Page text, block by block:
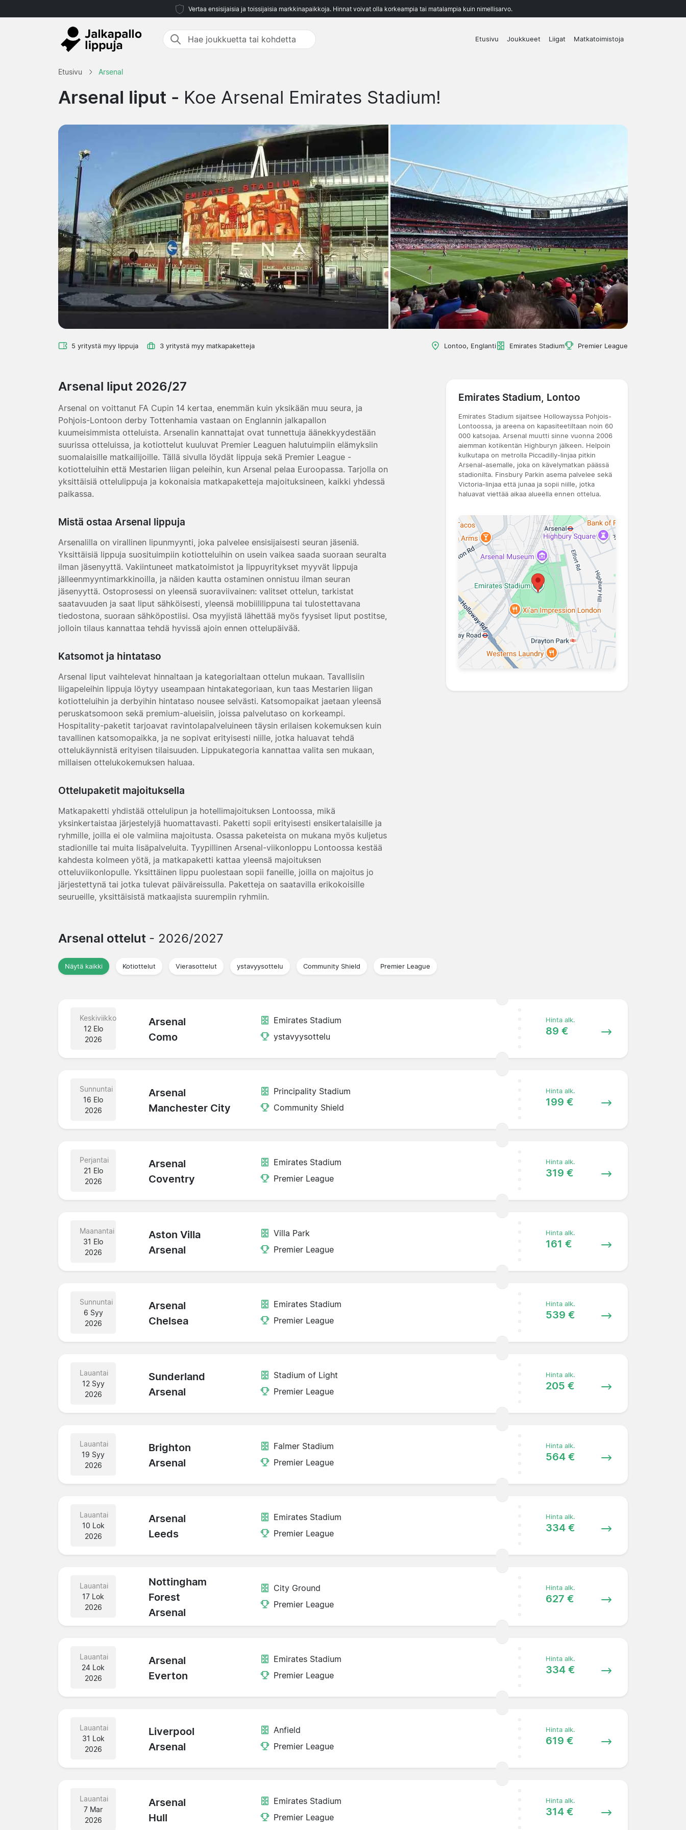
Vertaa ensisijaisia ja toissijaisia markkinapaikkoja. Hinnat voivat olla korkeampia tai matalampia kuin nimellisarvo.
Etusivu Joukkueet Liigat Matkatoimistoja
Etusivu Arsenal
Arsenal liput - Koe Arsenal Emirates Stadium!
5 yritystä myy lippuja 3 yritystä myy matkapaketteja Lontoo, Englanti Emirates Stadium Premier League
Arsenal liput 2026/27
Arsenal on voittanut FA Cupin 14 kertaa, enemmän kuin yksikään muu seura, ja
Pohjois-Lontoon derby Tottenhamia vastaan on Englannin jalkapallon
kuumeisimmista otteluista. Arsenalin kannattajat ovat tunnettuja äänekkyydestään
suurissa otteluissa, ja kotiottelut kuuluvat Premier Leaguen halutuimpiin elämyksiin
suomalaisille matkailijoille. Tällä sivulla löydät lippuja sekä Premier League -
kotiotteluihin että Mestarien liigan peleihin, kun Arsenal pelaa Euroopassa. Tarjolla on
yksittäisiä ottelulippuja ja kokonaisia matkapaketteja majoituksineen, kaikki yhdessä
paikassa.
Mistä ostaa Arsenal lippuja
Arsenalilla on virallinen lipunmyynti, joka palvelee ensisijaisesti seuran jäseniä.
Yksittäisiä lippuja suosituimpiin kotiotteluihin on usein vaikea saada suoraan seuralta
ilman jäsenyyttä. Vakiintuneet matkatoimistot ja lippuyritykset myyvät lippuja
jälleenmyyntimarkkinoilla, ja näiden kautta ostaminen onnistuu ilman seuran
jäsenyyttä. Ostoprosessi on yleensä suoraviivainen: valitset ottelun, tarkistat
saatavuuden ja saat liput sähköisesti, yleensä mobiililippuna tai tulostettavana
tiedostona, suoraan sähköpostiisi. Osa myyjistä lähettää myös fyysiset liput postitse,
jolloin tilaus kannattaa tehdä hyvissä ajoin ennen ottelupäivää.
Katsomot ja hintataso
Arsenal liput vaihtelevat hinnaltaan ja kategorialtaan ottelun mukaan. Tavallisiin
liigapeleihin lippuja löytyy useampaan hintakategoriaan, kun taas Mestarien liigan
kotiotteluihin ja derbyihin hintataso nousee selvästi. Katsomopaikat jaetaan yleensä
peruskatsomoon sekä premium-alueisiin, joissa palvelutaso on korkeampi.
Hospitality-paketit tarjoavat ravintolapalveluineen täysin erilaisen kokemuksen kuin
tavallinen katsomopaikka, ja ne sopivat erityisesti niille, jotka haluavat tehdä
ottelukäynnistä erityisen tilaisuuden. Lippukategoria kannattaa valita sen mukaan,
millaisen ottelukokemuksen haluaa.
Ottelupaketit majoituksella
Matkapaketti yhdistää ottelulipun ja hotellimajoituksen Lontoossa, mikä
yksinkertaistaa järjestelyjä huomattavasti. Paketti sopii erityisesti ensikertalaisille ja
ryhmille, joilla ei ole valmiina majoitusta. Osassa paketeista on mukana myös kuljetus
stadionille tai muita lisäpalveluita. Tyypillinen Arsenal-viikonloppu Lontoossa kestää
kahdesta kolmeen yötä, ja matkapaketti kattaa yleensä majoituksen
otteluviikonlopulle. Yksittäinen lippu puolestaan sopii faneille, joilla on majoitus jo
järjestettynä tai jotka tulevat päiväreissulla. Paketteja on saatavilla erikokoisille
seurueille, yksittäisistä matkaajista suurempiin ryhmiin.
Emirates Stadium, Lontoo
Emirates Stadium sijaitsee Hollowayssa Pohjois-
Lontoossa, ja areena on kapasiteetiltaan noin 60
000 katsojaa. Arsenal muutti sinne vuonna 2006
aiemman kotikentän Highburyn jälkeen. Helpoin
kulkutapa on metrolla Piccadilly-linjaa pitkin
Arsenal-asemalle, joka on kävelymatkan päässä
stadionilta. Finsbury Parkin asema palvelee sekä
Victoria-linjaa että junaa ja sopii niille, jotka
haluavat viettää aikaa alueella ennen ottelua.
Arsenal ottelut - 2026/2027
Näytä kaikki Kotiottelut Vierasottelut ystavyysottelu Community Shield Premier League
Keskiviikko
12 Elo
2026
Arsenal
Como
Emirates Stadium
ystavyysottelu
Hinta alk.
89 €
Sunnuntai
16 Elo
2026
Arsenal
Manchester City
Principality Stadium
Community Shield
Hinta alk.
199 €
Perjantai
21 Elo
2026
Arsenal
Coventry
Emirates Stadium
Premier League
Hinta alk.
319 €
Maanantai
31 Elo
2026
Aston Villa
Arsenal
Villa Park
Premier League
Hinta alk.
161 €
Sunnuntai
6 Syy
2026
Arsenal
Chelsea
Emirates Stadium
Premier League
Hinta alk.
539 €
Lauantai
12 Syy
2026
Sunderland
Arsenal
Stadium of Light
Premier League
Hinta alk.
205 €
Lauantai
19 Syy
2026
Brighton
Arsenal
Falmer Stadium
Premier League
Hinta alk.
564 €
Lauantai
10 Lok
2026
Arsenal
Leeds
Emirates Stadium
Premier League
Hinta alk.
334 €
Lauantai
17 Lok
2026
Nottingham
Forest
Arsenal
City Ground
Premier League
Hinta alk.
627 €
Lauantai
24 Lok
2026
Arsenal
Everton
Emirates Stadium
Premier League
Hinta alk.
334 €
Lauantai
31 Lok
2026
Liverpool
Arsenal
Anfield
Premier League
Hinta alk.
619 €
Lauantai
7 Mar
2026
Arsenal
Hull
Emirates Stadium
Premier League
Hinta alk.
314 €